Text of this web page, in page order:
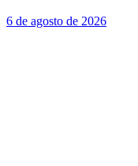
6 de agosto de 2026